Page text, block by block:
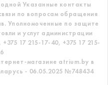
Указанные контакты
по вопросам обращения
Уполномоченные по защите
и услуг администрации
+375 17 215-17-40, +375 17 215-
магазине atrium.by в
- 06.05.2025 №748434